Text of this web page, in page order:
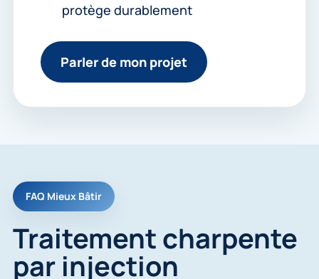
protège durablement
Parler de mon projet
FAQ Mieux Bâtir
Traitement charpente
par injection